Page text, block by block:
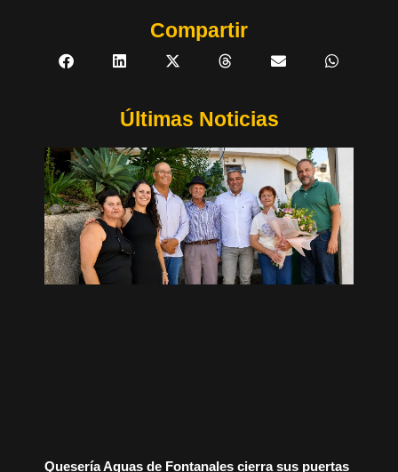
Compartir
Últimas Noticias
Quesería Aguas de Fontanales cierra sus puertas